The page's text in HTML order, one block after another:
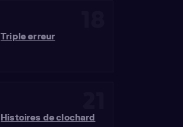
Triple erreur
Histoires de clochard